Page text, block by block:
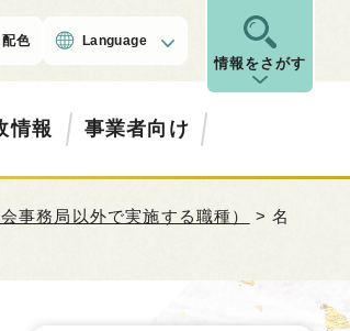
色 Language
情報をさがす
情報 事業者向け
事務局以外で実施する職種）
> 名